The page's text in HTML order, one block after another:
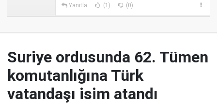
Yanıtla (1) (0)
Suriye ordusunda 62. Tümen
komutanlığına Türk
vatandaşı isim atandı